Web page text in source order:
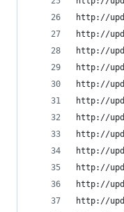
http://
http://
http://
http://
http://
http://
http://
http://
http://
http://
http://
http://